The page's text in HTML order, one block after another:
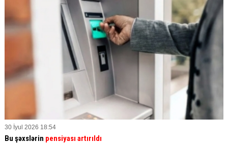
30 İyul 2026 18:54
Bu şəxslərin pensiyası artırıldı